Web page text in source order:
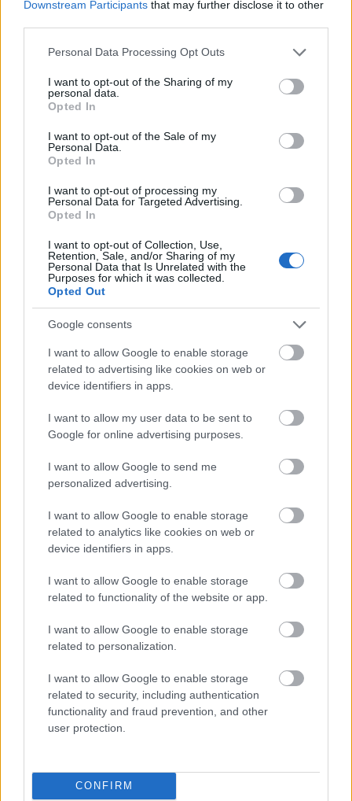
Downstream Participants that may further disclose it to other
Please note that this website/app uses one or more Google
not limited to your visit or usage behaviour. You may click to
grant or deny consent to Google and its third-party tags to
use your data for below specified purposes in below Google
consent section.
Personal Data Processing Opt Outs
I want to opt-out of the Sharing of my
personal data.
Opted In
I want to opt-out of the Sale of my
Personal Data.
Opted In
I want to opt-out of processing my
Personal Data for Targeted Advertising.
Opted In
I want to opt-out of Collection, Use,
Retention, Sale, and/or Sharing of my
Personal Data that Is Unrelated with the
Purposes for which it was collected.
Opted Out
Google consents
I want to allow Google to enable storage
related to advertising like cookies on web or
device identifiers in apps.
I want to allow my user data to be sent to
Google for online advertising purposes.
I want to allow Google to send me
personalized advertising.
I want to allow Google to enable storage
related to analytics like cookies on web or
device identifiers in apps.
I want to allow Google to enable storage
related to functionality of the website or app.
I want to allow Google to enable storage
related to personalization.
I want to allow Google to enable storage
related to security, including authentication
functionality and fraud prevention, and other
user protection.
CONFIRM
múlt Bicske vízellátása
évfordulójára
A tengerfenék alatt négy óriáskábellel
kötik össze Spanyolország és
hálózatát
Még több zöld, még több virág és új
terén
Újabb településekkel lépett előre a tizennégy megyére
kiterjedő állomásfelújítási program
Országos hírek